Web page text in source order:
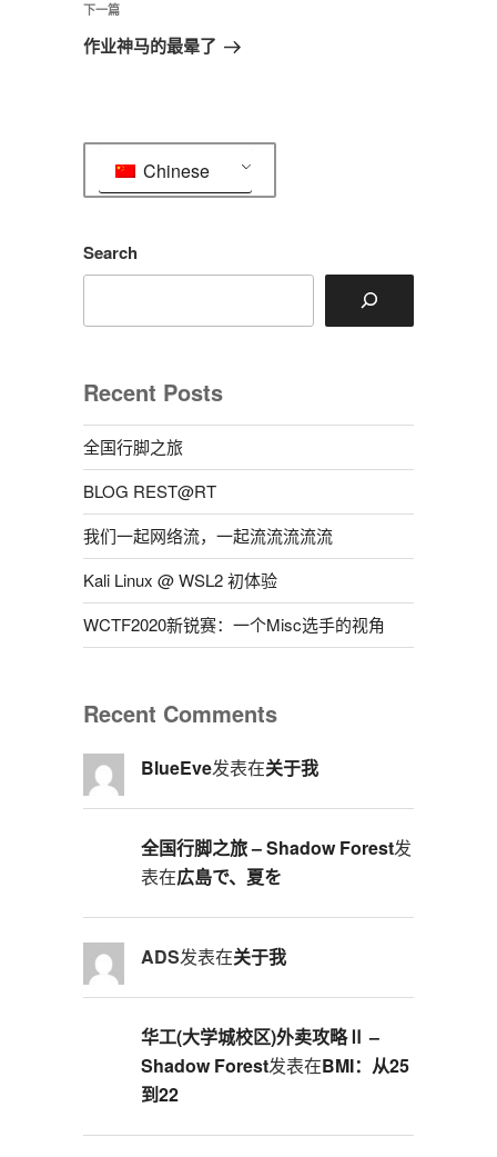
航
文
章
下
一
下一篇
作业神马的最晕了
Chinese
Search
Recent Posts
全国行脚之旅
BLOG REST@RT
我们一起网络流，一起流流流流流
Kali Linux @ WSL2 初体验
WCTF2020新锐赛：一个Misc选手的视角
Recent Comments
BlueEve发表在关于我
全国行脚之旅 – Shadow Forest发
表在広島で、夏を
ADS发表在关于我
华工(大学城校区)外卖攻略Ⅱ –
Shadow Forest发表在BMI：从25
到22